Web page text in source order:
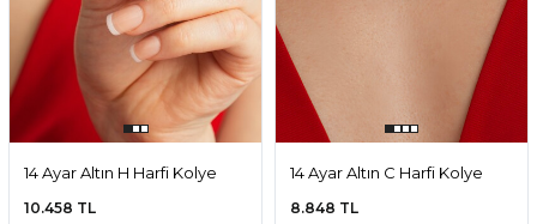
14 Ayar Altın H Harfi Kolye
10.458 TL
14 Ayar Altın C Harfi Kolye
8.848 TL